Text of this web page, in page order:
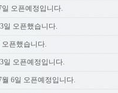
오픈예정입니다.
일 오픈했습니다.
픈했습니다.
일 오픈예정입니다.
6일 오픈예정입니다.